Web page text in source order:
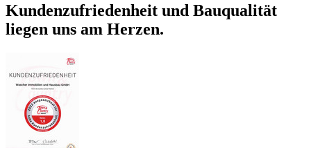
Kundenzufriedenheit und Bauqualität
liegen uns am Herzen.